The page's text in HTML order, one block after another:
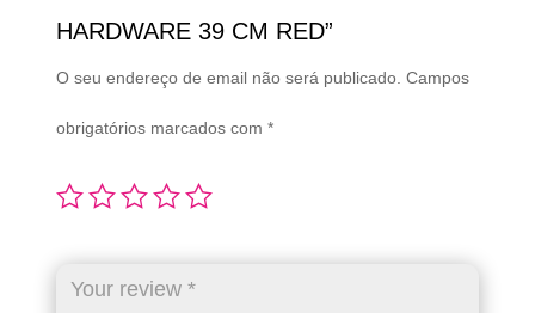
HARDWARE 39 CM RED”
O seu endereço de email não será publicado. Campos
obrigatórios marcados com *